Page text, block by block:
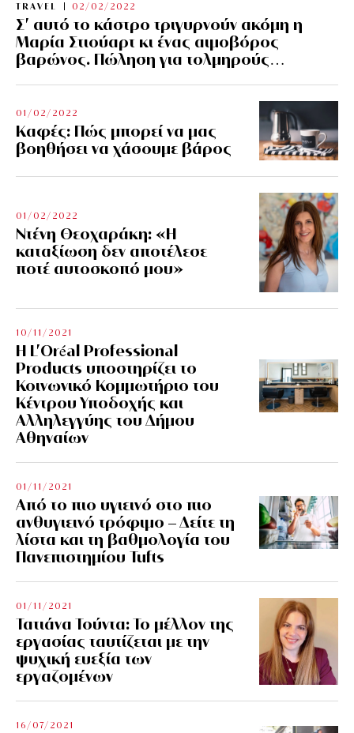
TRAVEL 02/02/2022
Σ’ αυτό το κάστρο τριγυρνούν ακόμη η
Μαρία Στιούαρτ κι ένας αιμοβόρος
βαρώνος. Πώληση για τολμηρούς…
01/02/2022
Kαφές: Πώς μπορεί να μας
βοηθήσει να χάσουμε βάρος
01/02/2022
Ντένη Θεοχαράκη: «Η
καταξίωση δεν αποτέλεσε
ποτέ αυτοσκοπό μου»
10/11/2021
Η L’Οréal Professional
Products υποστηρίζει το
Κοινωνικό Κομμωτήριο του
Κέντρου Υποδοχής και
Αλληλεγγύης του Δήμου
Αθηναίων
01/11/2021
Από το πιο υγιεινό στο πιο
ανθυγιεινό τρόφιμο – Δείτε τη
λίστα και τη βαθμολογία του
Πανεπιστημίου Tufts
01/11/2021
Τατιάνα Τούντα: Το μέλλον της
εργασίας ταυτίζεται με την
ψυχική ευεξία των
εργαζομένων
16/07/2021